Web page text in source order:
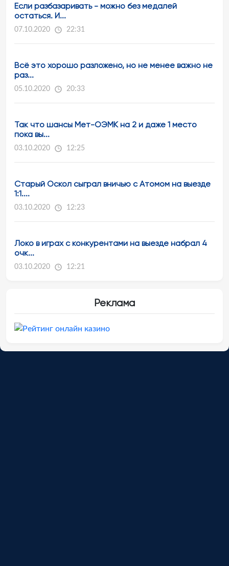
Если разбазаривать - можно без медалей
остаться. И...
07.10.2020 22:31
Всё это хорошо разложено, но не менее важно не
раз...
05.10.2020 20:33
Так что шансы Мет-ОЭМК на 2 и даже 1 место
пока вы...
03.10.2020 12:25
Старый Оскол сыграл вничью с Атомом на выезде
1:1....
03.10.2020 12:23
Локо в играх с конкурентами на выезде набрал 4
очк...
03.10.2020 12:21
Реклама